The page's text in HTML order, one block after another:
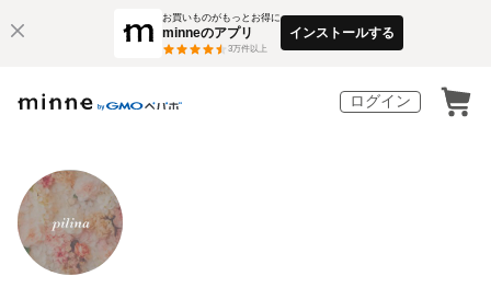
お買いものがもっとお得に
minneのアプリ
3万件以上
インストールする
ログイン